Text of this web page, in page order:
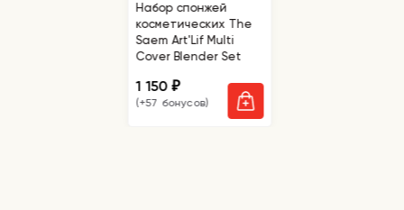
Набор спонжей
косметических The
Saem Art'Lif Multi
Cover Blender Set
1 150₽
(+57 бонусов)